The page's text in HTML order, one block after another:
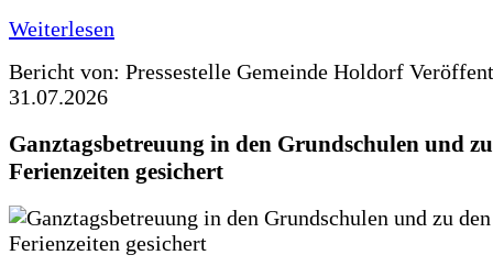
Weiterlesen
Bericht von: Pressestelle Gemeinde Holdorf
31.07.2026
Ganztagsbetreuung in den Grundschulen und
Ferienzeiten gesichert